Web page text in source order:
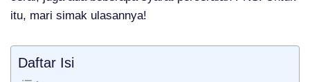
itu, mari simak ulasannya!
Daftar Isi